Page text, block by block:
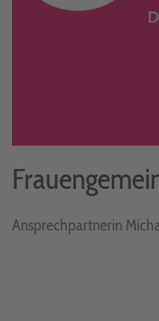
Ansprechpartnerin